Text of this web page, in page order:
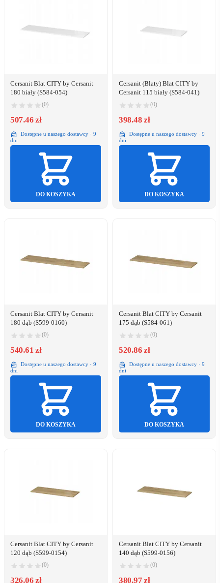
Cersanit Blat CITY by Cersanit
180 biały (S584-054)
(0)
507.46 zł
Dostępne u naszego dostawcy · 9
dni
DO KOSZYKA
Cersanit (Blaty) Blat CITY by
Cersanit 115 biały (S584-041)
(0)
398.48 zł
Dostępne u naszego dostawcy · 9
dni
DO KOSZYKA
Cersanit Blat CITY by Cersanit
180 dąb (S599-0160)
(0)
540.61 zł
Dostępne u naszego dostawcy · 9
dni
DO KOSZYKA
Cersanit Blat CITY by Cersanit
175 dąb (S584-061)
(0)
520.86 zł
Dostępne u naszego dostawcy · 9
dni
DO KOSZYKA
Cersanit Blat CITY by Cersanit
120 dąb (S599-0154)
(0)
326.06 zł
Cersanit Blat CITY by Cersanit
140 dąb (S599-0156)
(0)
380.97 zł